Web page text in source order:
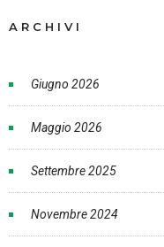
ARCHIVI
Giugno 2026
Maggio 2026
Settembre 2025
Novembre 2024